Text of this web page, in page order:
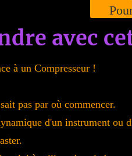
avec
à un Compresseur !
pas par où commencer.
d'un instrument ou